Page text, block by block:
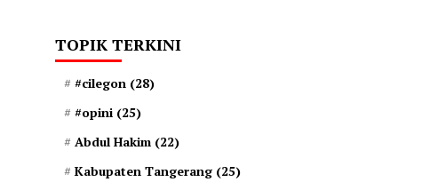
TOPIK TERKINI
#cilegon (28)
#opini (25)
Abdul Hakim (22)
Kabupaten Tangerang (25)